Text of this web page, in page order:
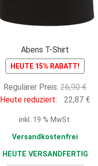
Abens T-Shirt
HEUTE 15% RABATT!
Regulärer Preis: 26,90€
Heute reduziert: 22,87 €
inkl. 19 % MwSt.
Versandkostenfrei
HEUTE VERSANDFERTIG